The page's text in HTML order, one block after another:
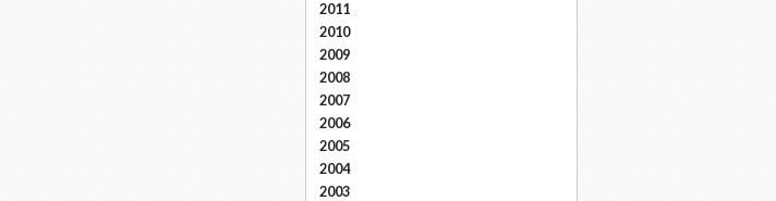
2011
2010
2009
2008
2007
2006
2005
2004
2003